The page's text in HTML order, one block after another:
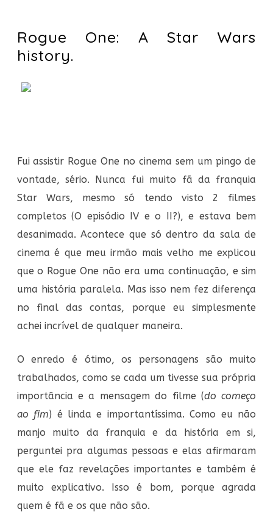
Rogue One: A Star Wars
history.
Fui assistir Rogue One no cinema sem um pingo de
vontade, sério. Nunca fui muito fã da franquia
Star Wars, mesmo só tendo visto 2 filmes
completos (O episódio IV e o II?), e estava bem
desanimada. Acontece que só dentro da sala de
cinema é que meu irmão mais velho me explicou
que o Rogue One não era uma continuação, e sim
uma história paralela. Mas isso nem fez diferença
no final das contas, porque eu simplesmente
achei incrível de qualquer maneira.
O enredo é ótimo, os personagens são muito
trabalhados, como se cada um tivesse sua própria
importância e a mensagem do filme (do começo
ao fim) é linda e importantíssima. Como eu não
manjo muito da franquia e da história em si,
perguntei pra algumas pessoas e elas afirmaram
que ele faz revelações importantes e também é
muito explicativo. Isso é bom, porque agrada
quem é fã e os que não são.